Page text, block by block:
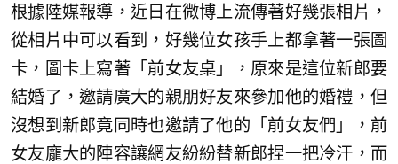
根據陸媒報導，近日在微博上流傳著好幾張相片，
從相片中可以看到，好幾位女孩手上都拿著一張圖
卡，圖卡上寫著「前女友桌」，原來是這位新郎要
結婚了，邀請廣大的親朋好友來參加他的婚禮，但
沒想到新郎竟同時也邀請了他的「前女友們」，前
女友龐大的陣容讓網友紛紛替新郎捏一把冷汗，而